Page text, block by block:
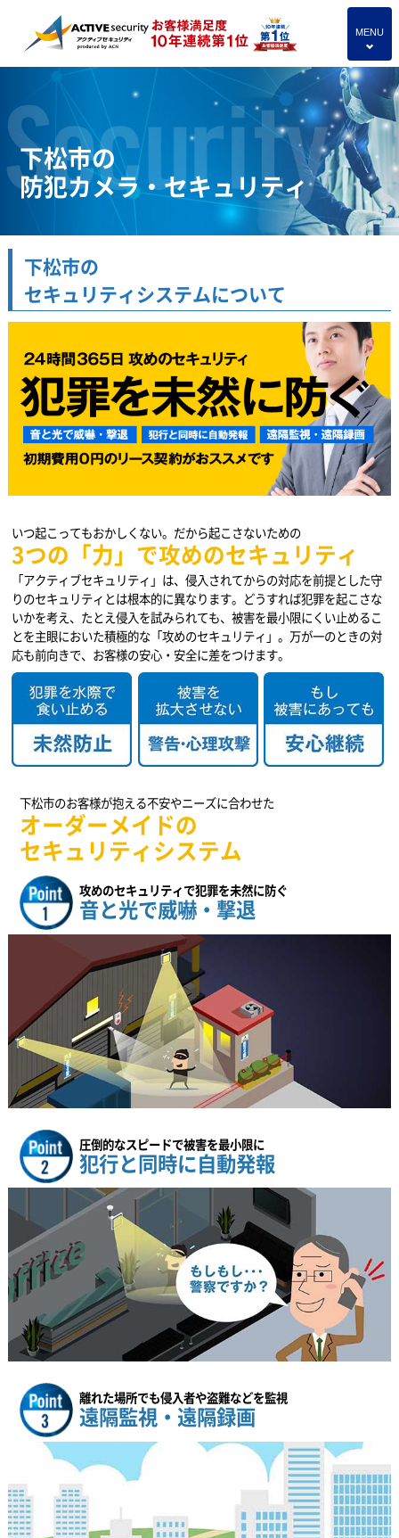
MENU
4
下松市の
防犯カメラ・セキュリティ
下松市の
セキュリティシステムについて
いつ起こってもおかしくない。だから起こさないための
3つの「力」で攻めのセキュリティ
「アクティブセキュリティ」は、侵入されてからの対応を前提とした守
りのセキュリティとは根本的に異なります。どうすれば犯罪を起こさな
いかを考え、たとえ侵入を試みられても、被害を最小限にくい止めるこ
とを主眼においた積極的な「攻めのセキュリティ」。万が一のときの対
応も前向きで、お客様の安心・安全に差をつけます。
下松市のお客様が抱える不安やニーズに合わせた
オーダーメイドの
セキュリティシステム
攻めのセキュリティで犯罪を未然に防ぐ
音と光で威嚇・撃退
圧倒的なスピードで被害を最小限に
犯行と同時に自動発報
離れた場所でも侵入者や盗難などを監視
遠隔監視・遠隔録画